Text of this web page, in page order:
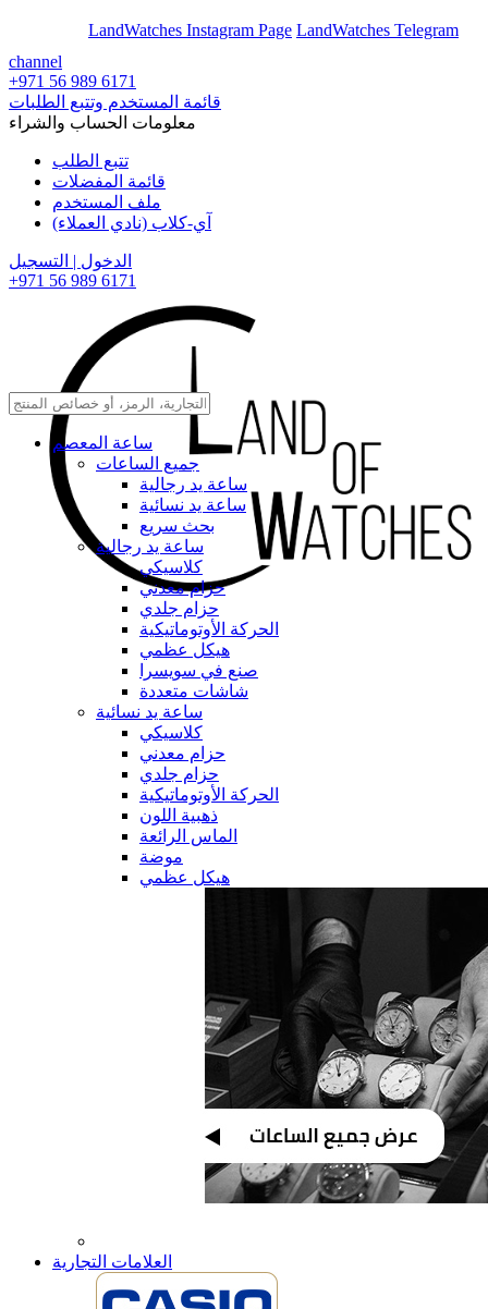
LandWatches Instagram Page LandWatches Telegram
channel
+971 56 989 6171
قائمة المستخدم وتتبع الطلبات
معلومات الحساب والشراء
تتبع الطلب
قائمة المفضلات
ملف المستخدم
آي-كلاب (نادي العملاء)
الدخول | التسجيل
+971 56 989 6171
ساعة المعصم
جميع الساعات
ساعة يد رجالية
ساعة يد نسائية
بحث سريع
ساعة يد رجالية
كلاسيكي
حزام معدني
حزام جلدي
الحركة الأوتوماتيكية
هيكل عظمي
صنع في سويسرا
شاشات متعددة
ساعة يد نسائية
كلاسيكي
حزام معدني
حزام جلدي
الحركة الأوتوماتيكية
ذهبية اللون
الماس الرائعة
موضة
هيكل عظمي
العلامات التجارية